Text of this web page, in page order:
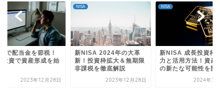
2024年の大革
投資枠拡大＆無期限
2023年12月28日
NISA
新NISA 成長投資枠の魅
力と活用方法！資産構築
の新たな可能性を開...
2024年3月27日
NISA
NISAで配当金を節
少額投資で資産形成
めよう
2023年12